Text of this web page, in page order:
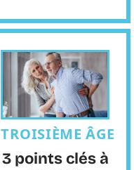
TROISIÈME ÂGE
3 points clés à